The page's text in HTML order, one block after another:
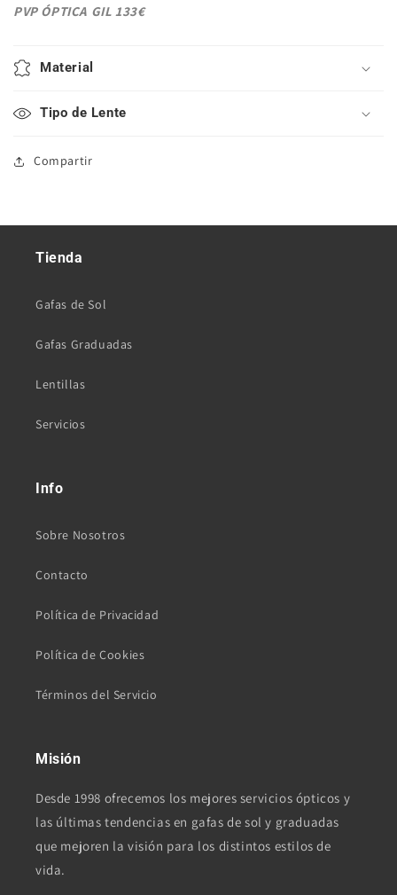
PVP ÓPTICA GIL 133€
Material
Tipo de Lente
Compartir
Tienda
Gafas de Sol
Gafas Graduadas
Lentillas
Servicios
Info
Sobre Nosotros
Contacto
Política de Privacidad
Política de Cookies
Términos del Servicio
Misión
Desde 1998 ofrecemos los mejores servicios ópticos y
las últimas tendencias en gafas de sol y graduadas
que mejoren la visión para los distintos estilos de
vida.